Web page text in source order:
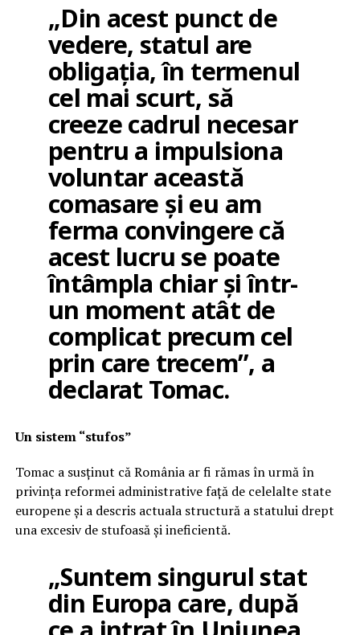
„Din acest punct de
vedere, statul are
obligația, în termenul
cel mai scurt, să
creeze cadrul necesar
pentru a impulsiona
voluntar această
comasare și eu am
ferma convingere că
acest lucru se poate
întâmpla chiar și într-
un moment atât de
complicat precum cel
prin care trecem”, a
declarat Tomac.
Un sistem “stufos”
Tomac a susținut că România ar fi rămas în urmă în
privința reformei administrative față de celelalte state
europene și a descris actuala structură a statului drept
una excesiv de stufoasă și ineficientă.
„Suntem singurul stat
din Europa care, după